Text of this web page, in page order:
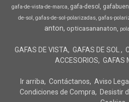
gafa-de-vista-de-marca gafa-desol gafabuen
de-sol gafas-de-sol-polarizadas gafas-
anton opticasananaton
GAFAS DE VISTA GAFAS DE SOL
ACCESORIOS
GAFAS
Ir arriba Contáctanos Aviso Legal
Condiciones de Compra
Desistir